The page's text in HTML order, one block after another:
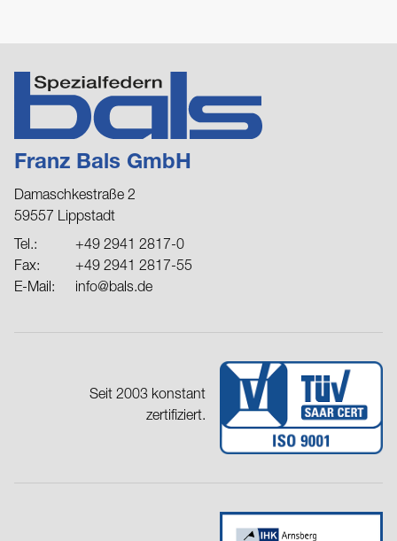
Franz Bals GmbH
Damaschkestraße 2
59557 Lippstadt
Tel.:
+49 2941 2817-0
Fax:
+49 2941 2817-55
E-Mail:
info@bals.de
Seit 2003 konstant
zertifiziert.